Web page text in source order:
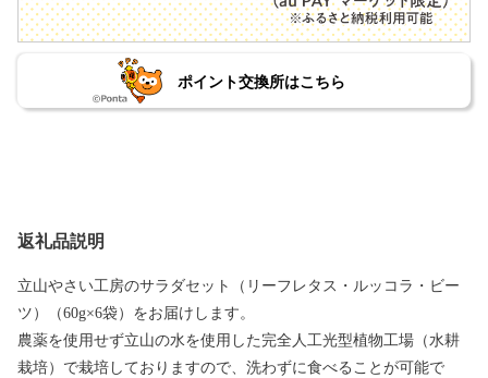
ポイント交換所はこちら
返礼品説明
立山やさい工房のサラダセット（リーフレタス・ルッコラ・ビー
ツ）（60g×6袋）をお届けします。
農薬を使用せず立山の水を使用した完全人工光型植物工場（水耕
栽培）で栽培しておりますので、洗わずに食べることが可能で